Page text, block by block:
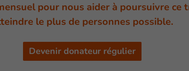
pour nous aider à poursuivre ce
le plus de personnes possible.
Devenir donateur régulier